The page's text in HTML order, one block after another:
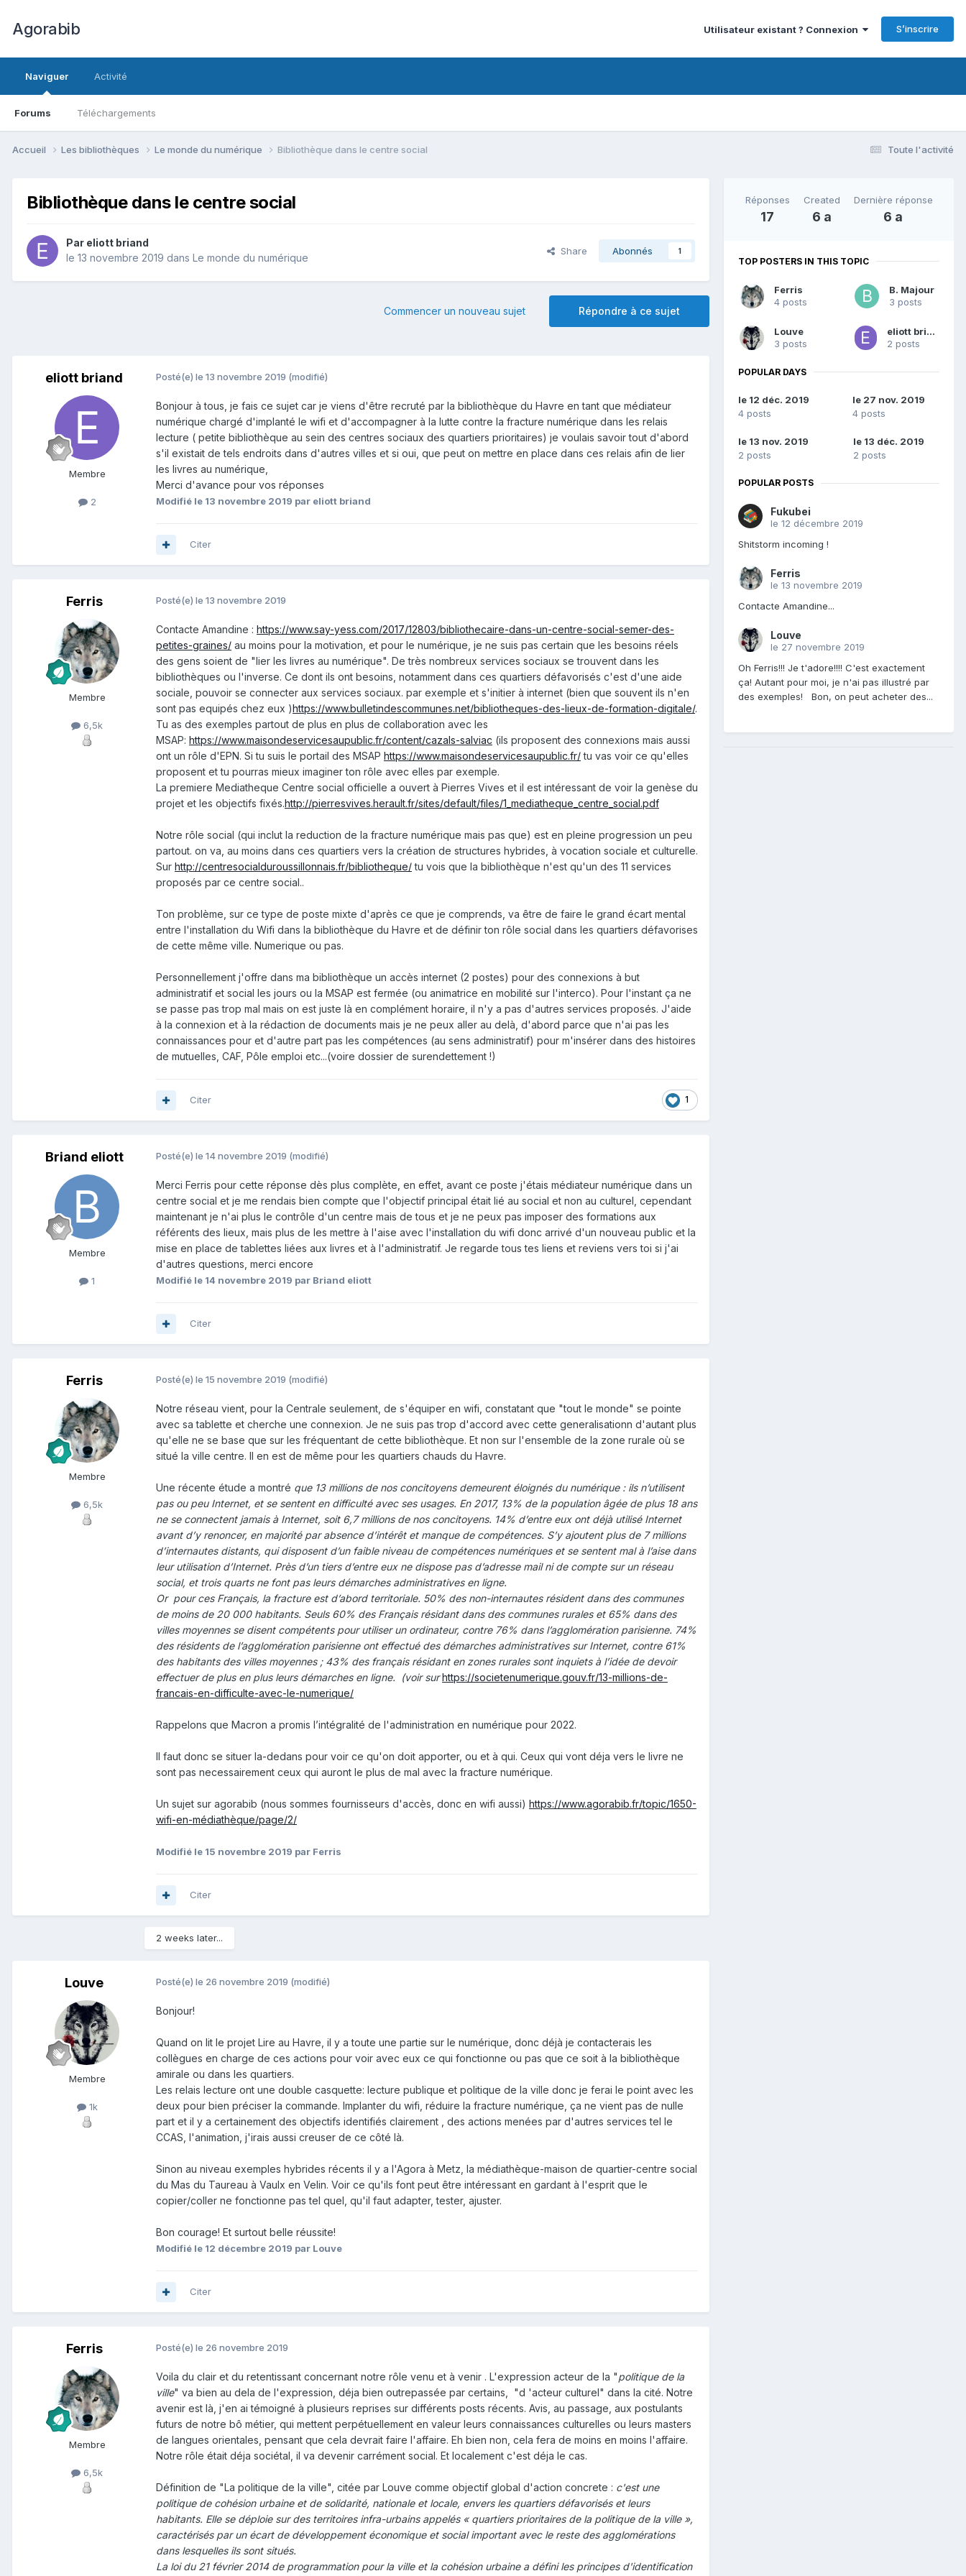
Agorabib Utilisateur existant ? Connexion S’inscrire
Naviguer
Forums Téléchargements
Activité
Toute l'activité
Accueil Les bibliothèques Le monde du numérique Bibliothèque dans le centre social
Bibliothèque dans le centre social
Par eliott briand
le 13 novembre 2019 dans Le monde du numérique
Share Abonnés 1
Répondre à ce sujet
Commencer un nouveau sujet
eliott briand
Membre
2
Posté(e) le 13 novembre 2019 (modifié)
Bonjour à tous, je fais ce sujet car je viens d'être recruté par la bibliothèque du Havre en tant que médiateur
numérique chargé d'implanté le wifi et d'accompagner à la lutte contre la fracture numérique dans les relais
lecture ( petite bibliothèque au sein des centres sociaux des quartiers prioritaires) je voulais savoir tout d'abord
s'il existait de tels endroits dans d'autres villes et si oui, que peut on mettre en place dans ces relais afin de lier
les livres au numérique,
Merci d'avance pour vos réponses
Modifié le 13 novembre 2019 par eliott briand
Citer
Ferris
Membre
6,5k
Posté(e) le 13 novembre 2019
Contacte Amandine : https://www.say-yess.com/2017/12803/bibliothecaire-dans-un-centre-social-semer-des-
petites-graines/ au moins pour la motivation, et pour le numérique, je ne suis pas certain que les besoins réels
des gens soient de "lier les livres au numérique". De très nombreux services sociaux se trouvent dans les
bibliothèques ou l'inverse. Ce dont ils ont besoins, notamment dans ces quartiers défavorisés c'est d'une aide
sociale, pouvoir se connecter aux services sociaux. par exemple et s'initier à internet (bien que souvent ils n'en
sont pas equipés chez eux )https://www.bulletindescommunes.net/bibliotheques-des-lieux-de-formation-digitale/.
Tu as des exemples partout de plus en plus de collaboration avec les
MSAP: https://www.maisondeservicesaupublic.fr/content/cazals-salviac (ils proposent des connexions mais aussi
ont un rôle d'EPN. Si tu suis le portail des MSAP https://www.maisondeservicesaupublic.fr/tu vas voir ce qu'elles
proposent et tu pourras mieux imaginer ton rôle avec elles par exemple.
La premiere Mediatheque Centre social officielle a ouvert à Pierres Vives et il est intéressant de voir la genèse du
projet et les objectifs fixés.http://pierresvives.herault.fr/sites/default/files/1_mediatheque_centre_social.pdf
Notre rôle social (qui inclut la reduction de la fracture numérique mais pas que) est en pleine progression un peu
partout. on va, au moins dans ces quartiers vers la création de structures hybrides, à vocation sociale et culturelle.
Sur http://centresocialduroussillonnais.fr/bibliotheque/tu vois que la bibliothèque n'est qu'un des 11 services
proposés par ce centre social..
Ton problème, sur ce type de poste mixte d'après ce que je comprends, va être de faire le grand écart mental
entre l'installation du Wifi dans la bibliothèque du Havre et de définir ton rôle social dans les quartiers défavorises
de cette même ville. Numerique ou pas.
Personnellement j'offre dans ma bibliothèque un accès internet (2 postes) pour des connexions à but
administratif et social les jours ou la MSAP est fermée (ou animatrice en mobilité sur l'interco). Pour l'instant ça ne
se passe pas trop mal mais on est juste là en complément horaire, il n'y a pas d'autres services proposés. J'aide
à la connexion et à la rédaction de documents mais je ne peux aller au delà, d'abord parce que n'ai pas les
connaissances pour et d'autre part pas les compétences (au sens administratif) pour m'insérer dans des histoires
de mutuelles, CAF, Pôle emploi etc...(voire dossier de surendettement !)
1
Citer
Briand eliott
Membre
1
Posté(e) le 14 novembre 2019 (modifié)
Merci Ferris pour cette réponse dès plus complète, en effet, avant ce poste j'étais médiateur numérique dans un
centre social et je me rendais bien compte que l'objectif principal était lié au social et non au culturel, cependant
maintenant je n'ai plus le contrôle d'un centre mais de tous et je ne peux pas imposer des formations aux
référents des lieux, mais plus de les mettre à l'aise avec l'installation du wifi donc arrivé d'un nouveau public et la
mise en place de tablettes liées aux livres et à l'administratif. Je regarde tous tes liens et reviens vers toi si j'ai
d'autres questions, merci encore
Modifié le 14 novembre 2019 par Briand eliott
Citer
Ferris
Membre
6,5k
Posté(e) le 15 novembre 2019 (modifié)
Notre réseau vient, pour la Centrale seulement, de s'équiper en wifi, constatant que "tout le monde" se pointe
avec sa tablette et cherche une connexion. Je ne suis pas trop d'accord avec cette generalisationn d'autant plus
qu'elle ne se base que sur les fréquentant de cette bibliothèque. Et non sur l'ensemble de la zone rurale où se
situé la ville centre. Il en est de même pour les quartiers chauds du Havre.
Une récente étude a montré que 13 millions de nos concitoyens demeurent éloignés du numérique : ils n’utilisent
pas ou peu Internet, et se sentent en difficulté avec ses usages. En 2017, 13% de la population âgée de plus 18 ans
ne se connectent jamais à Internet, soit 6,7 millions de nos concitoyens. 14% d’entre eux ont déjà utilisé Internet
avant d’y renoncer, en majorité par absence d’intérêt et manque de compétences. S’y ajoutent plus de 7 millions
d’internautes distants, qui disposent d’un faible niveau de compétences numériques et se sentent mal à l’aise dans
leur utilisation d’Internet. Près d’un tiers d’entre eux ne dispose pas d’adresse mail ni de compte sur un réseau
social, et trois quarts ne font pas leurs démarches administratives en ligne.
Or pour ces Français, la fracture est d’abord territoriale. 50% des non-internautes résident dans des communes
de moins de 20 000 habitants. Seuls 60% des Français résidant dans des communes rurales et 65% dans des
villes moyennes se disent compétents pour utiliser un ordinateur, contre 76% dans l’agglomération parisienne. 74%
des résidents de l’agglomération parisienne ont effectué des démarches administratives sur Internet, contre 61%
des habitants des villes moyennes ; 43% des français résidant en zones rurales sont inquiets à l’idée de devoir
effectuer de plus en plus leurs démarches en ligne. (voir surhttps://societenumerique.gouv.fr/13-millions-de-
francais-en-difficulte-avec-le-numerique/
Rappelons que Macron a promis l’intégralité de l'administration en numérique pour 2022.
Il faut donc se situer la-dedans pour voir ce qu'on doit apporter, ou et à qui. Ceux qui vont déja vers le livre ne
sont pas necessairement ceux qui auront le plus de mal avec la fracture numérique.
Un sujet sur agorabib (nous sommes fournisseurs d'accès, donc en wifi aussi) https://www.agorabib.fr/topic/1650-
wifi-en-médiathèque/page/2/
Modifié le 15 novembre 2019 par Ferris
Citer
2 weeks later...
Louve
Membre
1k
Posté(e) le 26 novembre 2019 (modifié)
Bonjour!
Quand on lit le projet Lire au Havre, il y a toute une partie sur le numérique, donc déjà je contacterais les
collègues en charge de ces actions pour voir avec eux ce qui fonctionne ou pas que ce soit à la bibliothèque
amirale ou dans les quartiers.
Les relais lecture ont une double casquette: lecture publique et politique de la ville donc je ferai le point avec les
deux pour bien préciser la commande. Implanter du wifi, réduire la fracture numérique, ça ne vient pas de nulle
part et il y a certainement des objectifs identifiés clairement , des actions menées par d'autres services tel le
CCAS, l'animation, j'irais aussi creuser de ce côté là.
Sinon au niveau exemples hybrides récents il y a l'Agora à Metz, la médiathèque-maison de quartier-centre social
du Mas du Taureau à Vaulx en Velin. Voir ce qu'ils font peut être intéressant en gardant à l'esprit que le
copier/coller ne fonctionne pas tel quel, qu'il faut adapter, tester, ajuster.
Bon courage! Et surtout belle réussite!
Modifié le 12 décembre 2019 par Louve
Citer
Ferris
Membre
6,5k
Posté(e) le 26 novembre 2019
Voila du clair et du retentissant concernant notre rôle venu et à venir . L'expression acteur de la "politique de la
ville" va bien au dela de l'expression, déja bien outrepassée par certains, "d 'acteur culturel" dans la cité. Notre
avenir est là, j'en ai témoigné à plusieurs reprises sur différents posts récents. Avis, au passage, aux postulants
futurs de notre bô métier, qui mettent perpétuellement en valeur leurs connaissances culturelles ou leurs masters
de langues orientales, pensant que cela devrait faire l'affaire. Eh bien non, cela fera de moins en moins l'affaire.
Notre rôle était déja sociétal, il va devenir carrément social. Et localement c'est déja le cas.
Définition de "La politique de la ville", citée par Louve comme objectif global d'action concrete : c'est une
politique de cohésion urbaine et de solidarité, nationale et locale, envers les quartiers défavorisés et leurs
habitants. Elle se déploie sur des territoires infra-urbains appelés « quartiers prioritaires de la politique de la ville »,
caractérisés par un écart de développement économique et social important avec le reste des agglomérations
dans lesquelles ils sont situés.
La loi du 21 février 2014 de programmation pour la ville et la cohésion urbaine a défini les principes d'identification
Réponses
17
Created
6 a
Dernière réponse
6 a
TOP POSTERS IN THIS TOPIC
Ferris
4 posts
B. Majour
3 posts
Louve
3 posts
eliott briand
2 posts
POPULAR DAYS
le 12 déc. 2019
4 posts
le 27 nov. 2019
4 posts
le 13 nov. 2019
2 posts
le 13 déc. 2019
2 posts
POPULAR POSTS
Fukubei
le 12 décembre 2019
Shitstorm incoming !
Ferris
le 13 novembre 2019
Contacte Amandine...
Louve
le 27 novembre 2019
Oh Ferris!!! Je t'adore!!!! C'est exactement
ça! Autant pour moi, je n'ai pas illustré par
des exemples! Bon, on peut acheter des...